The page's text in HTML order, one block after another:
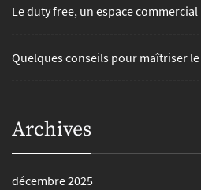
Le duty free, un espace
Quelques conseils pour maîtriser le
Archives
décembre 2025